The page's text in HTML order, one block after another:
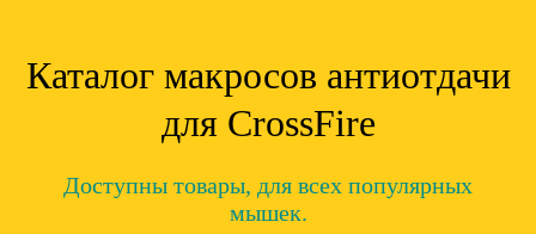
Каталог макросов антиотдачи
для CrossFire
Доступны товары, для всех популярных
мышек.